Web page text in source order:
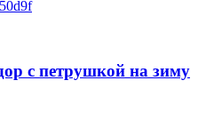
с петрушкой на зиму